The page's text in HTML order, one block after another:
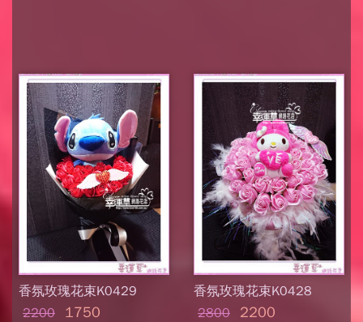
香氛玫瑰花束K0429
2200
1750
香氛玫瑰花束K0428
2800
2200